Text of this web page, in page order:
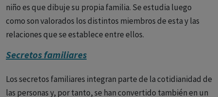
niño es que dibuje su propia familia. Se estudia luego
como son valorados los distintos miembros de esta y las
relaciones que se establece entre ellos.
Secretos familiares
Los secretos familiares integran parte de la cotidianidad de
las personas y, por tanto, se han convertido también en un